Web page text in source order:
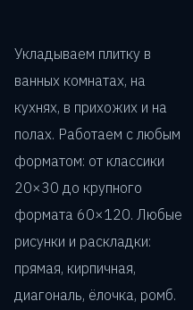
Укладываем плитку в
ванных комнатах, на
кухнях, в прихожих и на
полах. Работаем с любым
форматом: от классики
20×30 до крупного
формата 60×120. Любые
рисунки и раскладки:
прямая, кирпичная,
диагональ, ёлочка, ромб.